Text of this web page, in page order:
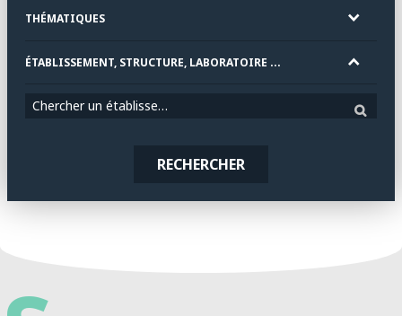
THÉMATIQUES
ÉTABLISSEMENT, STRUCTURE, LABORATOIRE ...
Chercher un établissement
RECHERCHER